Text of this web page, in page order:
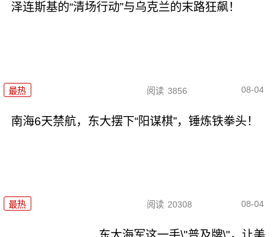
泽连斯基的“清场行动”与乌克兰的末路狂飙！
最热 阅读 3856 08-04
南海6天禁航，东大摆下“阳谋棋”，锤炼铁拳头！
最热 阅读 20308 08-04